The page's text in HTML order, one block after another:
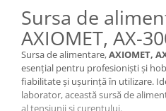
Sursa de
AXIOMET, AX-
Sursa de alimentare,AXIOMET,
esențial pentru profesioniști și
fiabilitate și ușurință în utilizare.
laborator, această sursă de
al tensiunii și curentului.